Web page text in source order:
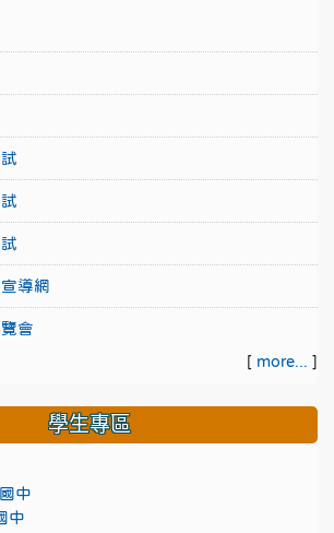
導網
會
[ more... ]
學生專區
中
中